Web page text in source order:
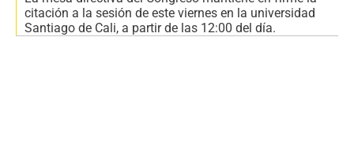
citación a la sesión de este viernes en la universidad
Santiago de Cali, a partir de las 12:00 del día.